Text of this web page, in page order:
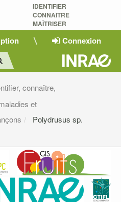
IDENTIFIER
CONNAÎTRE
MAÎTRISER
Connexion
connaître,
et
Polydrusus sp.